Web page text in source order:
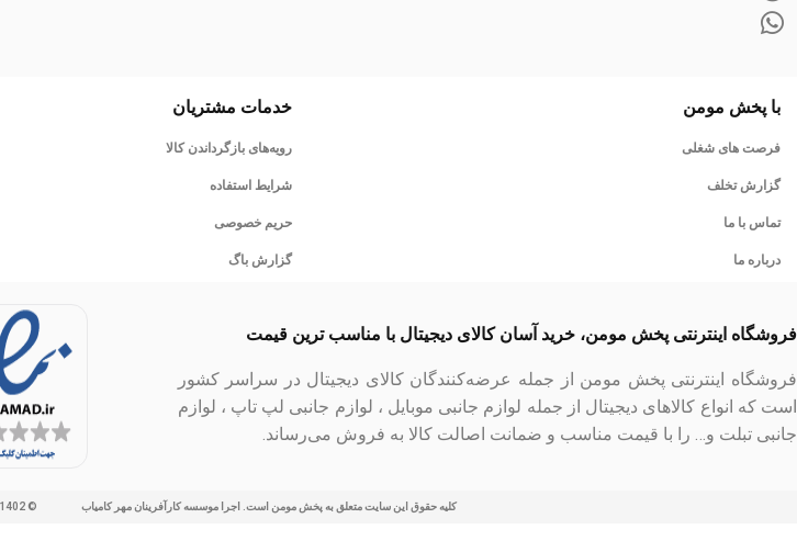
با پخش مومن
فرصت های شغلی
گزارش تخلف
تماس با ما
درباره ما
خدمات مشتریان
رویه‌های بازگرداندن کالا
شرایط استفاده
حریم خصوصی
گزارش باگ
فروشگاه اینترنتی پخش مومن، خرید آسان کالای دیجیتال با مناسب ترین قیمت
فروشگاه اینترنتی پخش مومن از جمله عرضه‌کنندگان کالای دیجیتال در سراسر کشور
است که انواع کالاهای دیجیتال از جمله لوازم جانبی موبایل ، لوازم جانبی لپ تاپ ، لوازم
جانبی تبلت و… را با قیمت مناسب و ضمانت اصالت کالا به فروش می‌رساند.
کلیه حقوق این سایت متعلق به پخش مومن است. اجرا موسسه کارآفرینان مهر کامیاب © Copyrights - 1402